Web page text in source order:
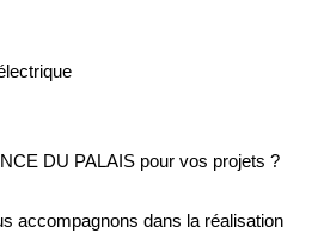
DU PALAIS pour vos projets ?
accompagnons dans la réalisation